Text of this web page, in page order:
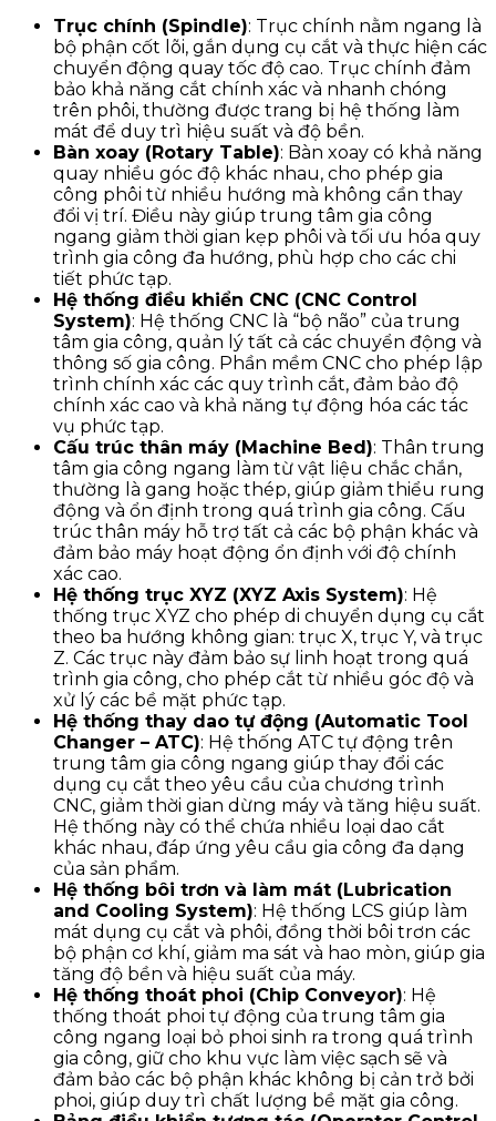
Trục chính (Spindle): Trục chính nằm ngang là
bộ phận cốt lõi, gắn dụng cụ cắt và thực hiện các
chuyển động quay tốc độ cao. Trục chính đảm
bảo khả năng cắt chính xác và nhanh chóng
trên phôi, thường được trang bị hệ thống làm
mát để duy trì hiệu suất và độ bền.
Bàn xoay (Rotary Table): Bàn xoay có khả năng
quay nhiều góc độ khác nhau, cho phép gia
công phôi từ nhiều hướng mà không cần thay
đổi vị trí. Điều này giúp trung tâm gia công
ngang giảm thời gian kẹp phôi và tối ưu hóa quy
trình gia công đa hướng, phù hợp cho các chi
tiết phức tạp.
Hệ thống điều khiển CNC (CNC Control
System): Hệ thống CNC là “bộ não” của trung
tâm gia công, quản lý tất cả các chuyển động và
thông số gia công. Phần mềm CNC cho phép lập
trình chính xác các quy trình cắt, đảm bảo độ
chính xác cao và khả năng tự động hóa các tác
vụ phức tạp.
Cấu trúc thân máy (Machine Bed): Thân trung
tâm gia công ngang làm từ vật liệu chắc chắn,
thường là gang hoặc thép, giúp giảm thiểu rung
động và ổn định trong quá trình gia công. Cấu
trúc thân máy hỗ trợ tất cả các bộ phận khác và
đảm bảo máy hoạt động ổn định với độ chính
xác cao.
Hệ thống trục XYZ (XYZ Axis System): Hệ
thống trục XYZ cho phép di chuyển dụng cụ cắt
theo ba hướng không gian: trục X, trục Y, và trục
Z. Các trục này đảm bảo sự linh hoạt trong quá
trình gia công, cho phép cắt từ nhiều góc độ và
xử lý các bề mặt phức tạp.
Hệ thống thay dao tự động (Automatic Tool
Changer – ATC): Hệ thống ATC tự động trên
trung tâm gia công ngang giúp thay đổi các
dụng cụ cắt theo yêu cầu của chương trình
CNC, giảm thời gian dừng máy và tăng hiệu suất.
Hệ thống này có thể chứa nhiều loại dao cắt
khác nhau, đáp ứng yêu cầu gia công đa dạng
của sản phẩm.
Hệ thống bôi trơn và làm mát (Lubrication
and Cooling System): Hệ thống LCS giúp làm
mát dụng cụ cắt và phôi, đồng thời bôi trơn các
bộ phận cơ khí, giảm ma sát và hao mòn, giúp gia
tăng độ bền và hiệu suất của máy.
Hệ thống thoát phoi (Chip Conveyor): Hệ
thống thoát phoi tự động của trung tâm gia
công ngang loại bỏ phoi sinh ra trong quá trình
gia công, giữ cho khu vực làm việc sạch sẽ và
đảm bảo các bộ phận khác không bị cản trở bởi
phoi, giúp duy trì chất lượng bề mặt gia công.